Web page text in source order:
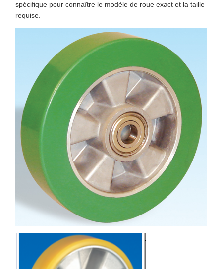
spécifique pour connaître le modèle de roue exact et la taille
requise.